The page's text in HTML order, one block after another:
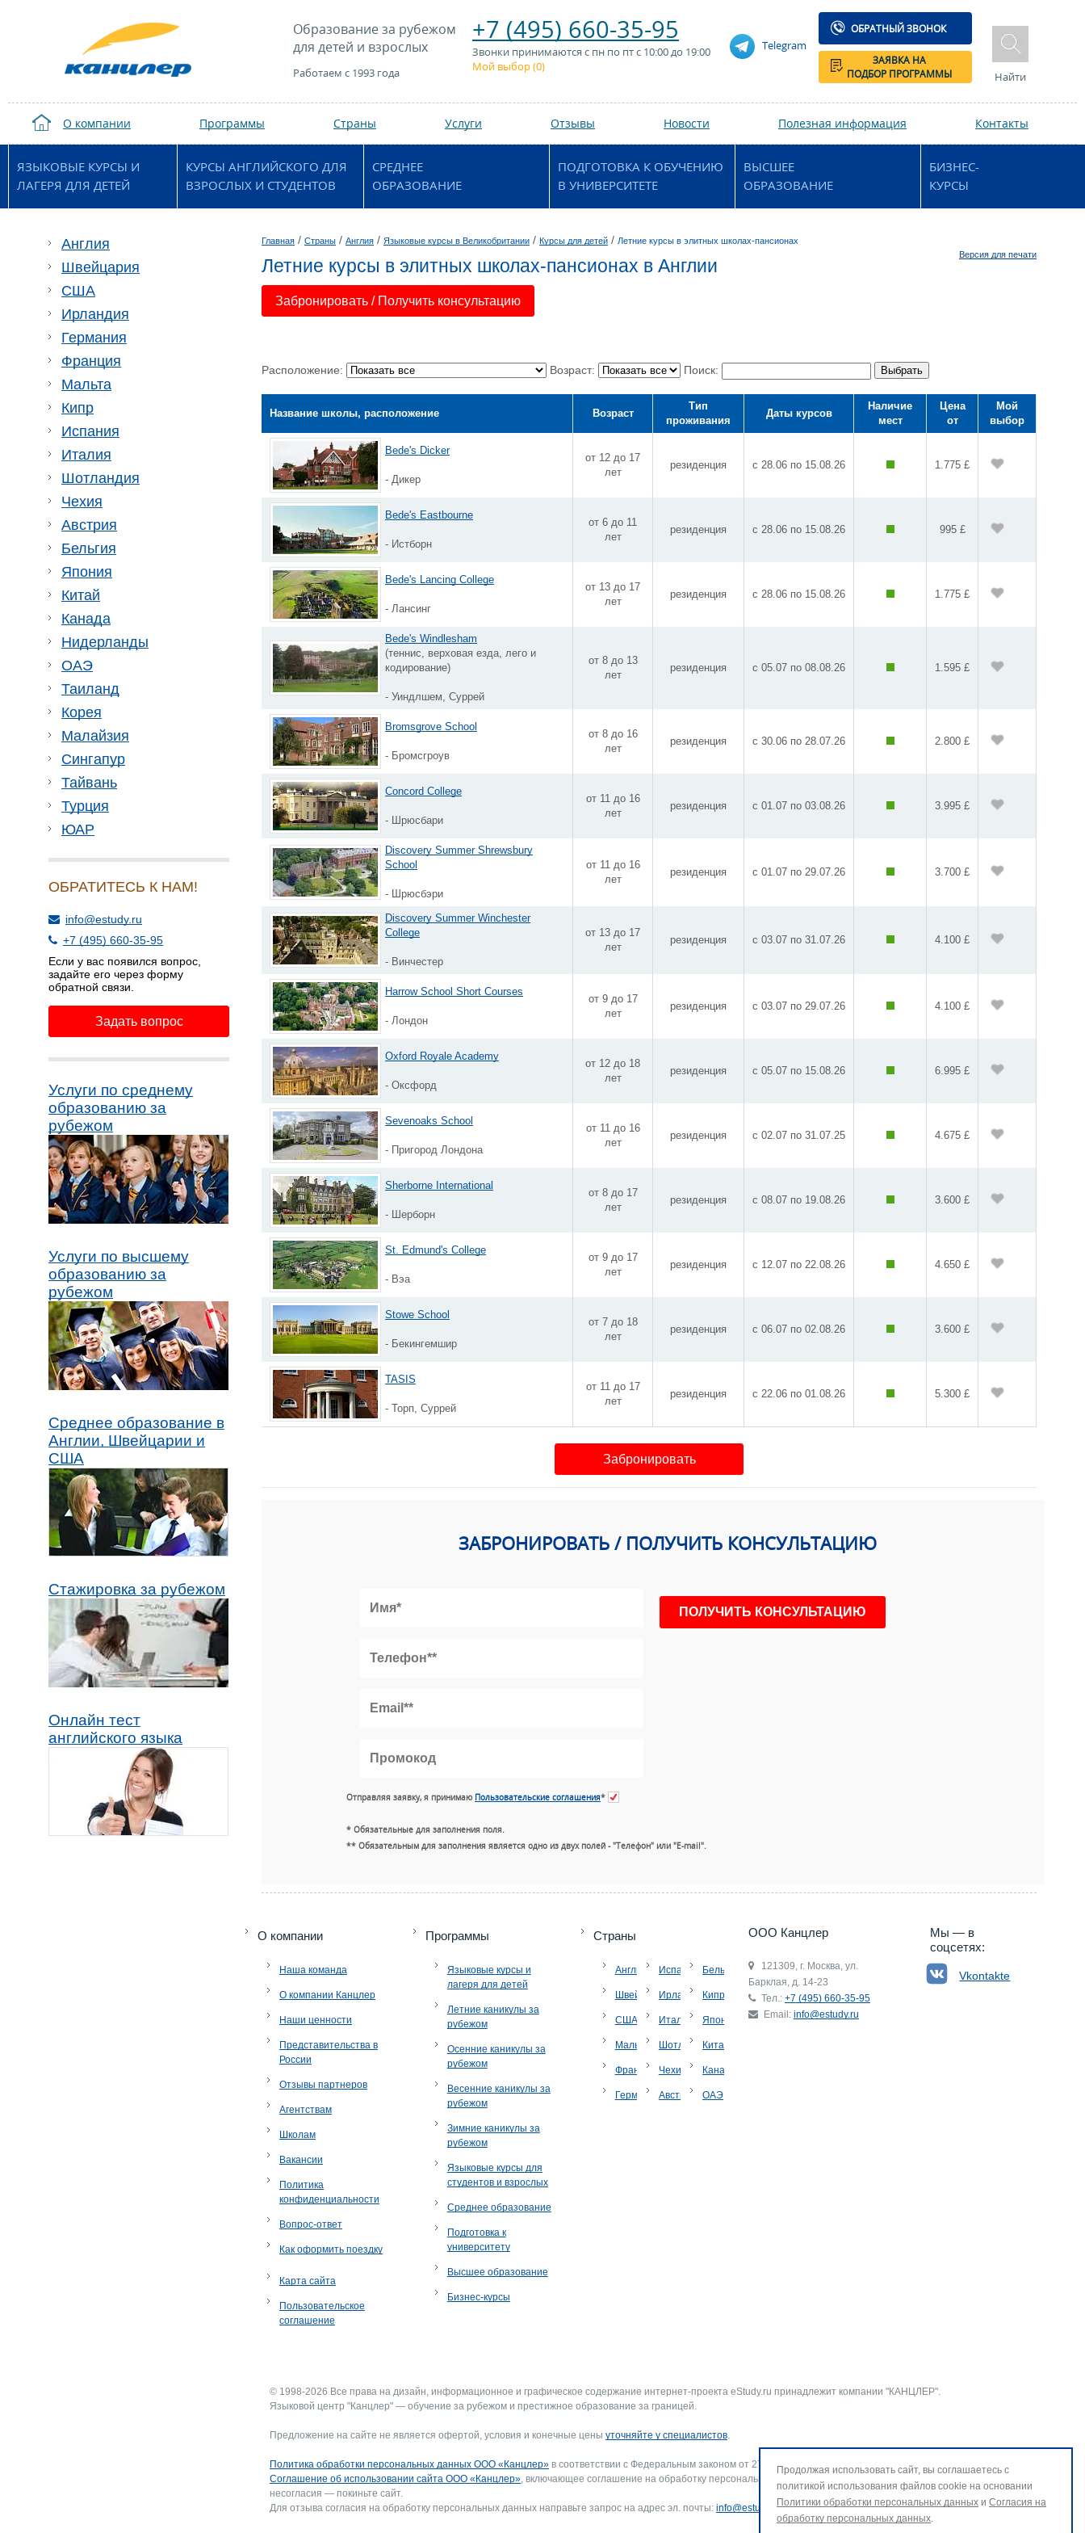
Образование за рубежом
для детей и взрослых
Работаем с 1993 года
+7 (495) 660-35-95
Звонки принимаются с пн по пт с 10:00 до 19:00
Мой выбор (0)
Telegram
ОБРАТНЫЙ ЗВОНОК
ЗАЯВКА НА
ПОДБОР ПРОГРАММЫ
Найти
О компании Программы Страны Услуги Отзывы Новости Полезная информация Контакты
ЯЗЫКОВЫЕ КУРСЫ И
ЛАГЕРЯ ДЛЯ ДЕТЕЙ
КУРСЫ АНГЛИЙСКОГО ДЛЯ
ВЗРОСЛЫХ И СТУДЕНТОВ
СРЕДНЕЕ
ОБРАЗОВАНИЕ
ПОДГОТОВКА К ОБУЧЕНИЮ
В УНИВЕРСИТЕТЕ
ВЫСШЕЕ
ОБРАЗОВАНИЕ
БИЗНЕС-
КУРСЫ
Англия
Швейцария
США
Ирландия
Германия
Франция
Мальта
Кипр
Испания
Италия
Шотландия
Чехия
Австрия
Бельгия
Япония
Китай
Канада
Нидерланды
ОАЭ
Таиланд
Корея
Малайзия
Сингапур
Тайвань
Турция
ЮАР
ОБРАТИТЕСЬ К НАМ!
info@estudy.ru
+7 (495) 660-35-95
Если у вас появился вопрос,
задайте его через форму
обратной связи.
Задать вопрос
Услуги по среднему
образованию за
рубежом
Услуги по высшему
образованию за
рубежом
Среднее образование в
Англии, Швейцарии и
США
Стажировка за рубежом
Онлайн тест
английского языка
Главная / Страны / Англия / Языковые курсы в Великобритании / Курсы для детей / Летние курсы в элитных школах-пансионах
Версия для печати
Летние курсы в элитных школах-пансионах в Англии
Забронировать / Получить консультацию
Расположение: Возраст: Поиск: Выбрать
Название школы, расположение Возраст
Тип
проживания
Даты курсов
Наличие
мест
Цена
от
Мой
выбор
Bede's Dicker
- Дикер
от 12 до 17
лет
резиденция с 28.06 по 15.08.26 1.775 £
Bede's Eastbourne
- Истборн
от 6 до 11
лет
резиденция с 28.06 по 15.08.26 995 £
Bede's Lancing College
- Лансинг
от 13 до 17
лет
резиденция с 28.06 по 15.08.26 1.775 £
Bede's Windlesham
(теннис, верховая езда, лего и
кодирование)
- Уиндлшем, Суррей
от 8 до 13
лет
резиденция с 05.07 по 08.08.26 1.595 £
Bromsgrove School
- Бромсгроув
от 8 до 16
лет
резиденция с 30.06 по 28.07.26 2.800 £
Concord College
- Шрюсбари
от 11 до 16
лет
резиденция с 01.07 по 03.08.26 3.995 £
Discovery Summer Shrewsbury
School
- Шрюсбэри
от 11 до 16
лет
резиденция с 01.07 по 29.07.26 3.700 £
Discovery Summer Winchester
College
- Винчестер
от 13 до 17
лет
резиденция с 03.07 по 31.07.26 4.100 £
Harrow School Short Courses
- Лондон
от 9 до 17
лет
резиденция с 03.07 по 29.07.26 4.100 £
Oxford Royale Academy
- Оксфорд
от 12 до 18
лет
резиденция с 05.07 по 15.08.26 6.995 £
Sevenoaks School
- Пригород Лондона
от 11 до 16
лет
резиденция с 02.07 по 31.07.25 4.675 £
Sherborne International
- Шерборн
от 8 до 17
лет
резиденция с 08.07 по 19.08.26 3.600 £
St. Edmund's College
- Вэа
от 9 до 17
лет
резиденция с 12.07 по 22.08.26 4.650 £
Stowe School
- Бекингемшир
от 7 до 18
лет
резиденция с 06.07 по 02.08.26 3.600 £
TASIS
- Торп, Суррей
от 11 до 17
лет
резиденция c 22.06 по 01.08.26 5.300 £
Забронировать
ЗАБРОНИРОВАТЬ / ПОЛУЧИТЬ КОНСУЛЬТАЦИЮ
Отправляя заявку, я принимаю Пользовательские соглашения*
* Обязательные для заполнения поля.
** Обязательным для заполнения является одно из двух полей - "Телефон" или "E-mail".
+7 (495) 660-35-95
O компании
Наша команда
О компании Канцлер
Наши ценности
Представительства в
России
Отзывы партнеров
Агентствам
Школам
Вакансии
Политика
конфиденциальности
Вопрос-ответ
Как оформить поездку
Карта сайта
Пользовательское
соглашение
Программы
Языковые курсы и
лагеря для детей
Летние каникулы за
рубежом
Осенние каникулы за
рубежом
Весенние каникулы за
рубежом
Зимние каникулы за
рубежом
Языковые курсы для
студентов и взрослых
Среднее образование
Подготовка к
университету
Высшее образование
Бизнес-курсы
Страны
Англия
Швейцария
США
Мальта
Франция
Германия
Испания
Ирландия
Италия
Шотландия
Чехия
Австрия
Бельгия
Кипр
Япония
Китай
Канада
ОАЭ
ООО Канцлер
121309, г. Москва, ул.
Барклая, д. 14-23
Тел.: +7 (495) 660-35-95
Email: info@estudy.ru
Мы — в
соцсетях:
Vkontakte
© 1998-2026 Все права на дизайн, информационное и графическое содержание интернет-проекта eStudy.ru принадлежит компании "КАНЦЛЕР".
Языковой центр "Канцлер" — обучение за рубежом и престижное образование за границей.
Предложение на сайте не является офертой, условия и конечные цены уточняйте у специалистов.
Политика обработки персональных данных ООО «Канцлер» в соответствии с Федеральным законом от 27.07.2006 г. № 152-ФЗ «О персональных данных».
Соглашение об использовании сайта ООО «Канцлер», включающее соглашение на обработку персональных данных и использование файлов cookie. В случае
несогласия — покиньте сайт.
Для отзыва согласия на обработку персональных данных направьте запрос на адрес эл. почты: info@estudy.ru.
Продолжая использовать сайт, вы соглашаетесь с
политикой использования файлов cookie на основании
Политики обработки персональных данных и Согласия на
обработку персональных данных.